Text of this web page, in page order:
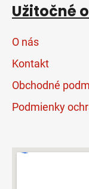
Užitočné
O nás
Kontakt
Obchodné
Podmienky